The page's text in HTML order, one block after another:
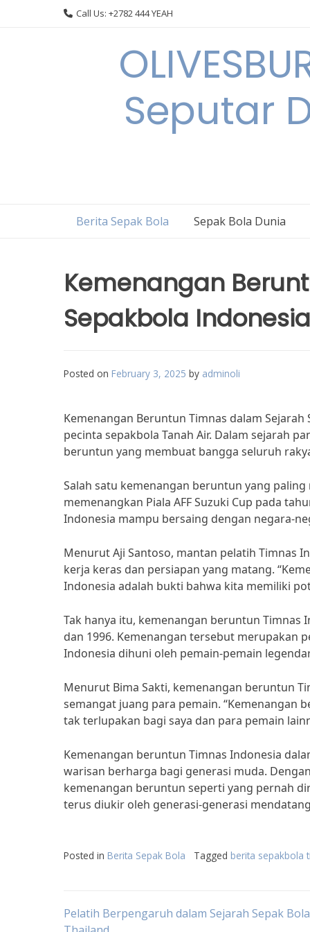
Call Us: +2782 444 YEAH
Seputar
Berita Sepak Bola Sepak Bola Dunia
Kemenangan
Sepakbola Indonesia
Posted on February 3, 2025 by adminoli
Kemenangan Beruntun Timnas dalam
pecinta sepakbola Tanah Air. Dalam sejarah
beruntun yang membuat bangga seluruh
Salah satu kemenangan beruntun yang
memenangkan Piala AFF Suzuki Cup pada
Indonesia mampu bersaing dengan negara-
Menurut Aji Santoso, mantan pelatih Timnas
kerja keras dan persiapan yang matang.
Indonesia adalah bukti bahwa kita memiliki
Tak hanya itu, kemenangan beruntun Timnas
dan 1996. Kemenangan tersebut merupakan
Indonesia dihuni oleh pemain-pemain
Menurut Bima Sakti, kemenangan beruntun
semangat juang para pemain. “Kemenangan
tak terlupakan bagi saya dan para pemain
Kemenangan beruntun Timnas Indonesia
warisan berharga bagi generasi muda.
kemenangan beruntun seperti yang pernah
terus diukir oleh generasi-generasi
Posted in Berita Sepak Bola Tagged berita sepakbola
Post
Pelatih Berpengaruh dalam Sejarah Sepak Bola